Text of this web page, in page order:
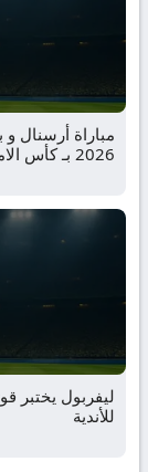
2026 بـ كأس الامارات – النهائي
ليفربول يختبر
للأندية